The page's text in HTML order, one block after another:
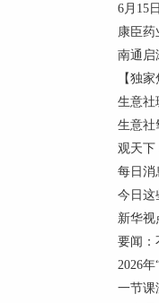
6月15
康臣药
南通启
【独
生意社
生意社
观天下
每日消
今日这
新华视
要闻：
2026
一节课